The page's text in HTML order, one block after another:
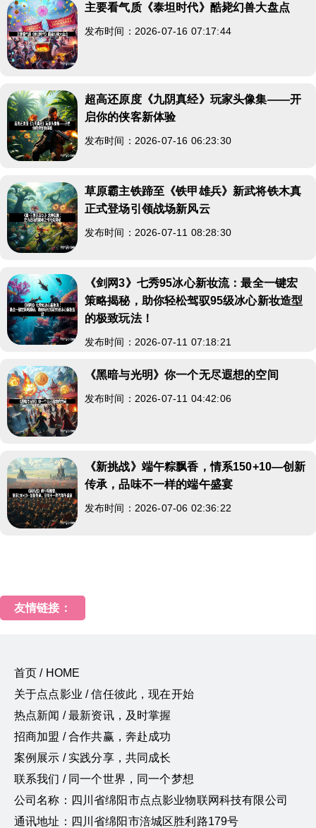
主要看气质《泰坦时代》酷毙幻兽大盘点
发布时间：2026-07-16 07:17:44
超高还原度《九阴真经》玩家头像集——开
启你的侠客新体验
发布时间：2026-07-16 06:23:30
草原霸主铁蹄至《铁甲雄兵》新武将铁木真
正式登场引领战场新风云
发布时间：2026-07-11 08:28:30
《剑网3》七秀95冰心新妆流：最全一键宏
策略揭秘，助你轻松驾驭95级冰心新妆造型
的极致玩法！
发布时间：2026-07-11 07:18:21
《黑暗与光明》你一个无尽遐想的空间
发布时间：2026-07-11 04:42:06
《新挑战》端午粽飘香，情系150+10—创新
传承，品味不一样的端午盛宴
发布时间：2026-07-06 02:36:22
友情链接：
首页 / HOME
关于点点影业 / 信任彼此，现在开始
热点新闻 / 最新资讯，及时掌握
招商加盟 / 合作共赢，奔赴成功
案例展示 / 实践分享，共同成长
联系我们 / 同一个世界，同一个梦想
公司名称：四川省绵阳市点点影业物联网科技有限公司
通讯地址：四川省绵阳市涪城区胜利路179号